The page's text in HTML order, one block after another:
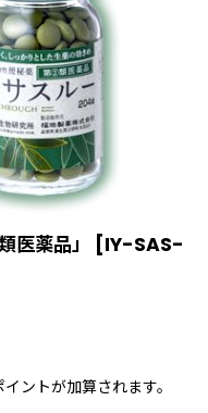
薬品」 [IY-SAS-
ントが加算されます。